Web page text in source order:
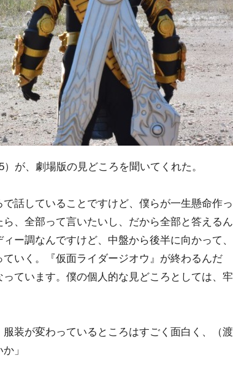
が、劇場版の見どころを聞いてくれた。
話していることですけど、僕らが一生懸命作っ
、全部って言いたいし、だから全部と答えるん
ー調なんですけど、中盤から後半に向かって、
いく。『仮面ライダージオウ』が終わるんだ
ています。僕の個人的な見どころとしては、牢
装が変わっているところはすごく面白く、（渡
」